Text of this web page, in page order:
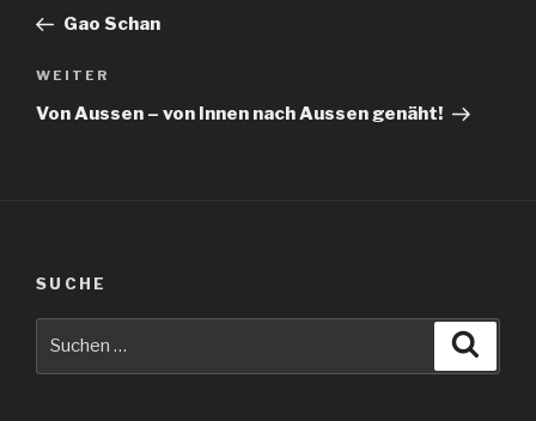
Beitrag
Gao Schan
Nächster
Beitrag
WEITER
Von Aussen – von Innen nach Aussen genäht!
SUCHE